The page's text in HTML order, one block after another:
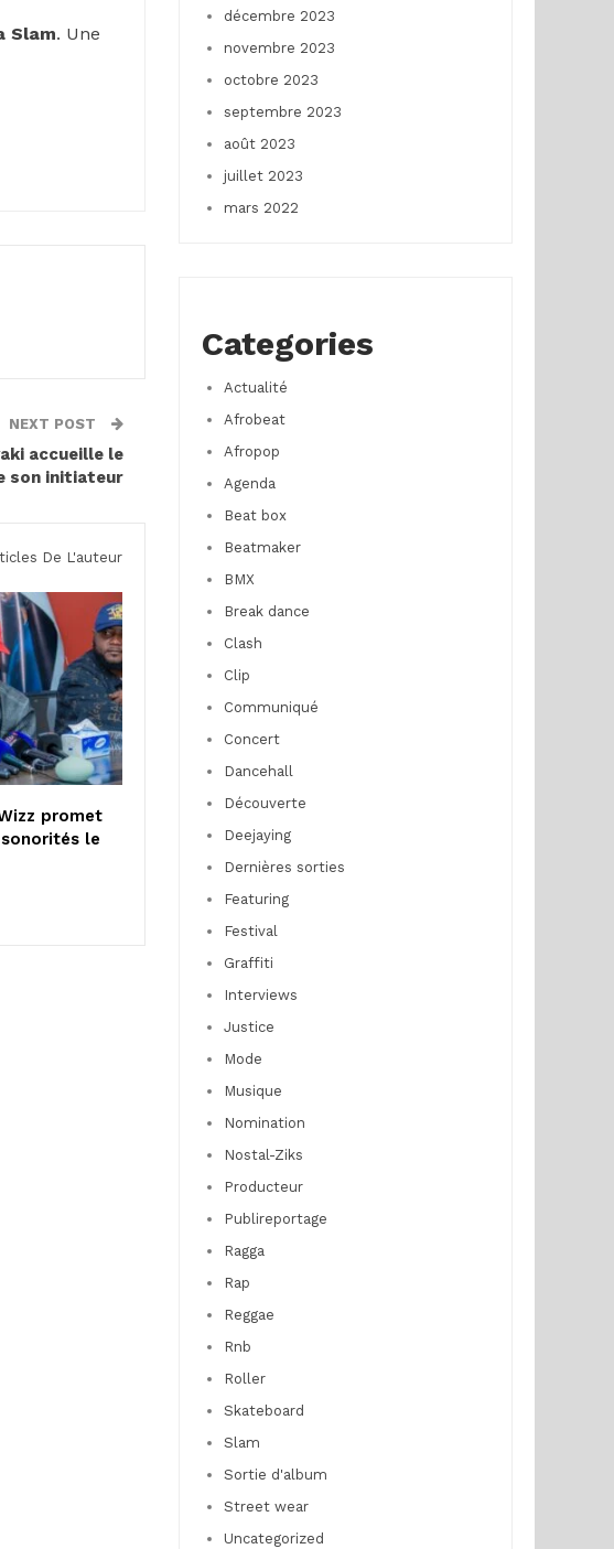
Slam. Une
NEXT POST
accueille le
son initiateur
De L'auteur
promet
le
décembre 2023
novembre 2023
octobre 2023
septembre 2023
août 2023
juillet 2023
mars 2022
Categories
Actualité
Afrobeat
Afropop
Agenda
Beat box
Beatmaker
BMX
Break dance
Clash
Clip
Communiqué
Concert
Dancehall
Découverte
Deejaying
Dernières sorties
Featuring
Festival
Graffiti
Interviews
Justice
Mode
Musique
Nomination
Nostal-Ziks
Producteur
Publireportage
Ragga
Rap
Reggae
Rnb
Roller
Skateboard
Slam
Sortie d'album
Street wear
Uncategorized